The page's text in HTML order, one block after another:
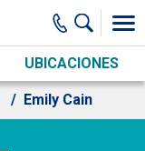
UBICACIONES
Emily Cain